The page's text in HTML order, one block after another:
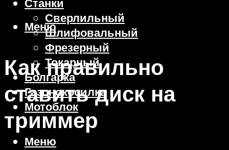
Станки
Сверлильный
Шлифовальный
Фрезерный
Токарный
Болгарка
Газонокосилка
Мотоблок
Меню
Меню
Как правильно
ставить диск на
триммер